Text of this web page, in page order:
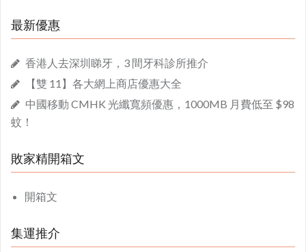
最新優惠
香港人去深圳睇牙，3 間牙科診所推介
【雙 11】各大網上商店優惠大全
中國移動 CMHK 光纖寬頻優惠，1000MB 月費低至 $98
蚊！
敗家精開箱文
開箱文
集運推介